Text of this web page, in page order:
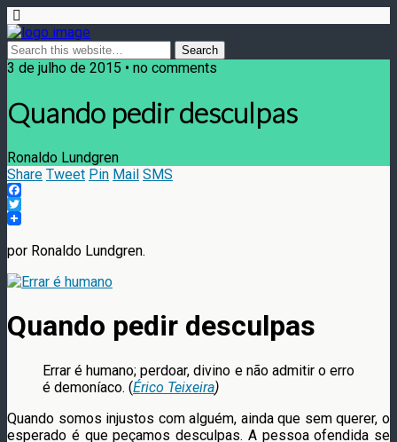
3 de julho de 2015 • no comments
Quando pedir desculpas
Ronaldo Lundgren
Share Tweet Pin Mail SMS
Facebook
Twitter
por Ronaldo Lundgren.
Quando pedir desculpas
Errar é humano; perdoar, divino e não admitir o erro
é demoníaco. (Érico Teixeira)
Quando somos injustos com alguém, ainda que sem querer, o
esperado é que peçamos desculpas. A pessoa ofendida se